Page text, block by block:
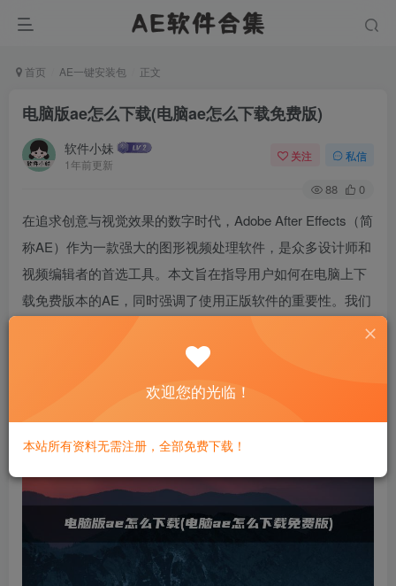
首页 AE一键安装包 正文
电脑版ae怎么下载(电脑ae怎么下载免费版)
软件小妹
1年前更新
关注 私信
88 0
在追求创意与视觉效果的数字时代，Adobe After Effects（简
称AE）作为一款强大的图形视频处理软件，是众多设计师和
视频编辑者的首选工具。本文旨在指导用户如何在电脑上下
载免费版本的AE，同时强调了使用正版软件的重要性。我们
将从安全可靠的下载途径、安装步骤以及选择合适版本的角
度进行详细阐述，帮助用户在不违反版权法律的前提下，尽
欢迎您的光临！
本站所有资料无需注册，全部免费下载！